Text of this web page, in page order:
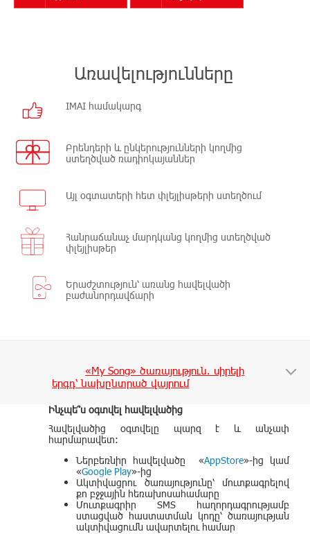
Առավելությունները
IMAI համակարգ
Բրենդերի և ընկերությունների կողմից
ստեղծված ռադիոկայաններ
Այլ օգտատերի հետ փլեյլիսթերի ստեղծում
Հանրաճանաչ մարդկանց կողմից ստեղծված
փլեյլիսթեր
Երաժշտություն՝ առանց հավելվածի
բաժանորդավճարի
«My Song» ծառայություն. սիրելի
երգդ՝ նախընտրած վայրում
Ինչպե՞ս օգտվել հավելվածից
Հավելվածից օգտվելը պարզ է և անչափ
հարմարավետ:
Ներբեռնիր հավելվածը
«AppStore»-ից կամ
«Google Play»-ից
Ակտիվացրու ծառայությունը՝ մուտքագրելով
քո բջջային հեռախոսահամարը
Մուտքագրիր SMS հաղորդագրությամբ
ստացված հաստատման կոդը՝ ծառայության
ակտիվացումն ավարտելու համար